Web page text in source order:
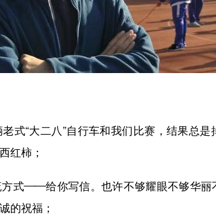
“大二八”自行车和我们比赛，结果总是
红柿；
——给你写信。也许不够耀眼不够华丽
的祝福；